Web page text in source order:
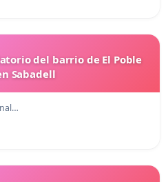
del barrio de El Poble
Sabadell